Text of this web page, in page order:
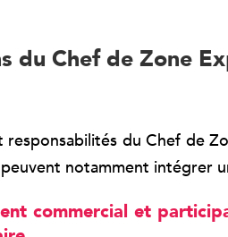
du Chef de Zone
responsabilités du Chef de
notamment intégrer
commercial et